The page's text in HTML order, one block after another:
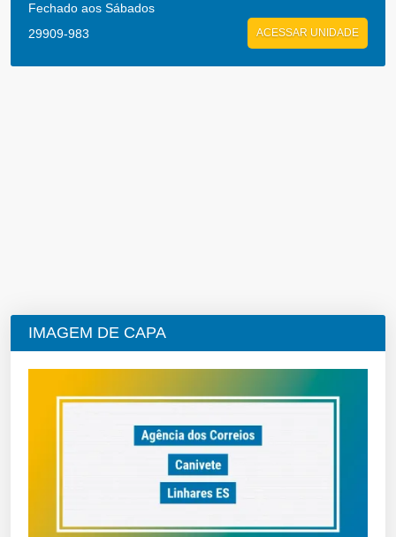
Fechado aos Sábados
29909-983
ACESSAR UNIDADE
IMAGEM DE CAPA